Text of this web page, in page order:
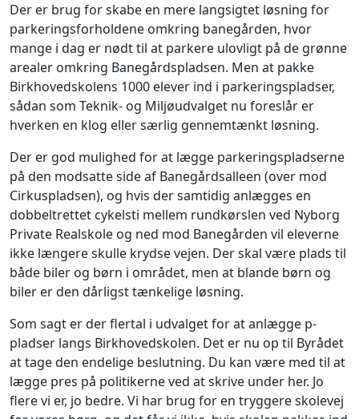
Der er brug for skabe en mere langsigtet løsning for
parkeringsforholdene omkring banegården, hvor
mange i dag er nødt til at parkere ulovligt på de grønne
arealer omkring Banegårdspladsen. Men at pakke
Birkhovedskolens 1000 elever ind i parkeringspladser,
sådan som Teknik- og Miljøudvalget nu foreslår er
hverken en klog eller særlig gennemtænkt løsning.
Der er god mulighed for at lægge parkeringspladserne
på den modsatte side af Banegårdsalleen (over mod
Cirkuspladsen), og hvis der samtidig anlægges en
dobbeltrettet cykelsti mellem rundkørslen ved Nyborg
Private Realskole og ned mod Banegården vil eleverne
ikke længere skulle krydse vejen. Der skal være plads til
både biler og børn i området, men at blande børn og
biler er den dårligst tænkelige løsning.
Som sagt er der flertal i udvalget for at anlægge p-
pladser langs Birkhovedskolen. Det er nu op til Byrådet
at tage den endelige beslutning. Du kan være med til at
lægge pres på politikerne ved at skrive under her. Jo
flere vi er, jo bedre. Vi har brug for en tryggere skolevej